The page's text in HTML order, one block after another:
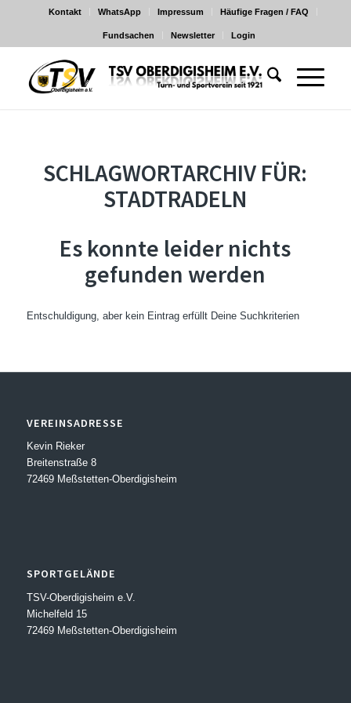
Kontakt WhatsApp Impressum Häufige Fragen / FAQ
Fundsachen Newsletter Login
SCHLAGWORTARCHIV FÜR:
STADTRADELN
Es konnte leider nichts
gefunden werden
Entschuldigung, aber kein Eintrag erfüllt Deine Suchkriterien
VEREINSADRESSE
Kevin Rieker
Breitenstraße 8
72469 Meßstetten-Oberdigisheim
SPORTGELÄNDE
TSV-Oberdigisheim e.V.
Michelfeld 15
72469 Meßstetten-Oberdigisheim